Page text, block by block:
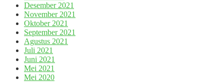
Desember 2021
November 2021
Oktober 2021
September 2021
Agustus 2021
Juli 2021
Juni 2021
Mei 2021
Mei 2020